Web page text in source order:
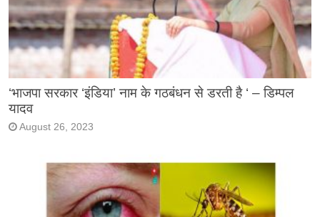
‘भाजपा सरकार ‘इंडिया’ नाम के गठबंधन से डरती है ‘ – डिम्पल
यादव
August 26, 2023